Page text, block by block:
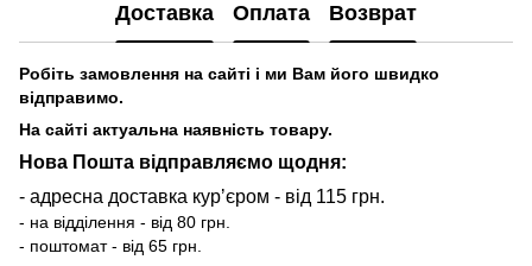
Доставка Оплата Возврат
Робіть замовлення на сайті і ми Вам його швидко
відправимо.
На сайті актуальна наявність товару.
Нова Пошта відправляємо щодня:
- адресна доставка курʼєром - від 115 грн.
- на відділення - від 80 грн.
- поштомат - від 65 грн.